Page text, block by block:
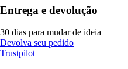
Entrega e devolução
30 dias para mudar de ideia
Devolva seu pedido
Trustpilot